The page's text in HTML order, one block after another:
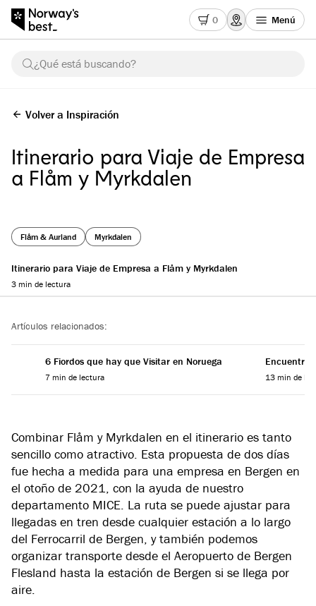
0 Menú
¿Qué está buscando?
Volver a Inspiración
Itinerario para Viaje de Empresa
a Flåm y Myrkdalen
Flåm & Aurland Myrkdalen
Itinerario para Viaje de Empresa a Flåm y Myrkdalen
3 min de lectura
Artículos relacionados:
6 Fiordos que hay que Visitar en Noruega
7 min de lectura
Encuentra
13 min de
Combinar Flåm y Myrkdalen en el itinerario es tanto
sencillo como atractivo. Esta propuesta de dos días
fue hecha a medida para una empresa en Bergen en
el otoño de 2021, con la ayuda de nuestro
departamento MICE. La ruta se puede ajustar para
llegadas en tren desde cualquier estación a lo largo
del Ferrocarril de Bergen, y también podemos
organizar transporte desde el Aeropuerto de Bergen
Flesland hasta la estación de Bergen si se llega por
aire.